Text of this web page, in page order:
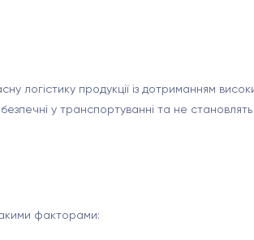
логістику продукції із дотриманням
у транспортуванні та не становлять
факторами: